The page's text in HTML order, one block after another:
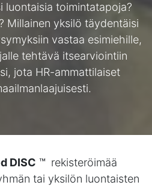
luontaisia toimintatapoja?
Millainen yksilö täydentäisi
vastaa esimiehille,
tehtävä itsearviointiin
jota HR-ammattilaiset
DISC ™ rekisteröimää
tai yksilön luontaisten